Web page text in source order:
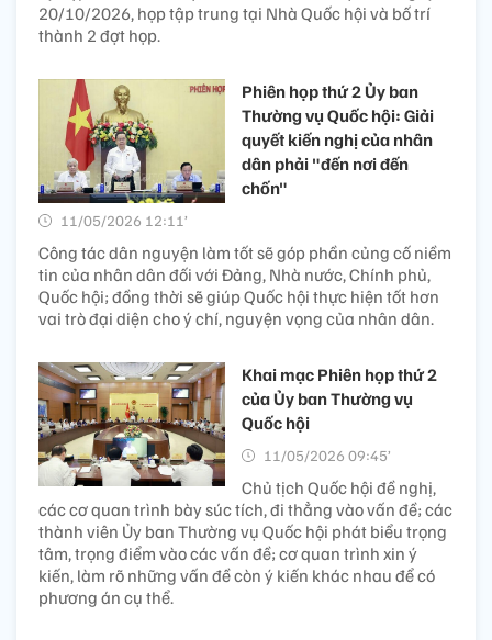
20/10/2026, họp tập trung tại Nhà Quốc hội và bố trí
thành 2 đợt họp.
Phiên họp thứ 2 Ủy ban
Thường vụ Quốc hội: Giải
quyết kiến nghị của nhân
dân phải "đến nơi đến
chốn"
11/05/2026 12:11’
Công tác dân nguyện làm tốt sẽ góp phần củng cố niềm
tin của nhân dân đối với Đảng, Nhà nước, Chính phủ,
Quốc hội; đồng thời sẽ giúp Quốc hội thực hiện tốt hơn
vai trò đại diện cho ý chí, nguyện vọng của nhân dân.
Khai mạc Phiên họp thứ 2
của Ủy ban Thường vụ
Quốc hội
11/05/2026 09:45’
Chủ tịch Quốc hội đề nghị,
các cơ quan trình bày súc tích, đi thẳng vào vấn đề; các
thành viên Ủy ban Thường vụ Quốc hội phát biểu trọng
tâm, trọng điểm vào các vấn đề; cơ quan trình xin ý
kiến, làm rõ những vấn đề còn ý kiến khác nhau để có
phương án cụ thể.